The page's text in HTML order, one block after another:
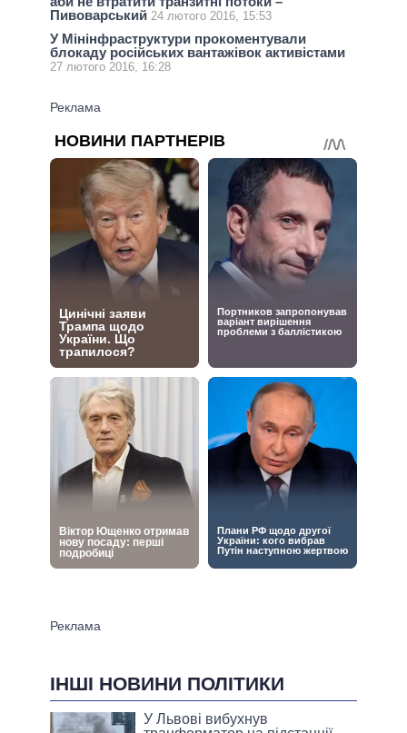
Пивоварський 24 лютого 2016, 15:53
У Мінінфраструктури прокоментували
блокаду російських вантажівок активістами
27 лютого 2016, 16:28
ІНШІ НОВИНИ ПОЛІТИКИ
У Львові вибухнув